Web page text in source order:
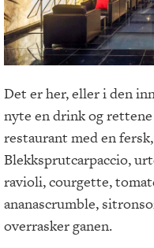
Det er her, eller i den
nyte en drink og
restaurant med en
Blekksprutcarpaccio,
ravioli, courgette,
ananascrumble,
overrasker ganen.